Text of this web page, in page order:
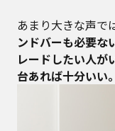
あまり大きな声で
ンドバーも必要な
レードしたい人が
台あれば十分いい。